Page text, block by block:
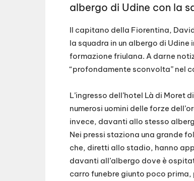
albergo di Udine con la
Il capitano della Fiorentina,
la squadra in un albergo di
formazione friulana. A darne
“profondamente sconvolta” nel
L’ingresso dell’hotel Là di Moret
numerosi uomini delle forze
invece, davanti allo stesso
Nei pressi staziona una grande
che, diretti allo stadio, hanno
davanti all’albergo dove è
carro funebre giunto poco